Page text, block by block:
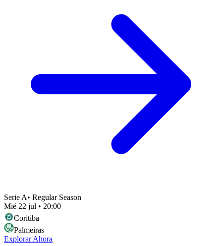
Serie A• Regular Season
Mié 22 jul • 20:00
Coritiba
Palmeiras
Explorar Ahora